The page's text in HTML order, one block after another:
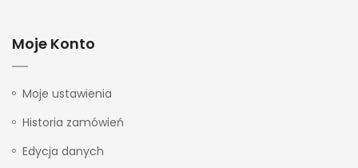
Moje Konto
Moje ustawienia
Historia zamówień
Edycja danych